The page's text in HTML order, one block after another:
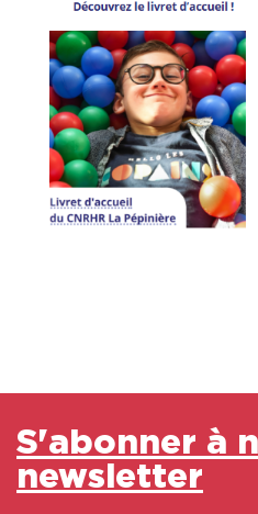
S'abonner à
newsletter